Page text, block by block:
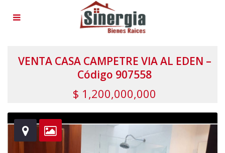
VENTA CASA CAMPETRE VIA AL EDEN –
Código 907558
$ 1,200,000,000